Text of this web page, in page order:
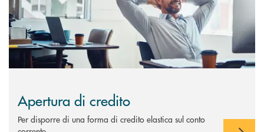
Apertura di credito
Per disporre di una forma di credito elastica sul conto